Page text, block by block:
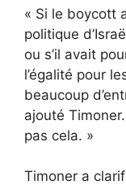
« Si le boycott
politique
ou s’il avait
l’égalité pour
beaucoup
ajouté
pas cela. »
Timoner a